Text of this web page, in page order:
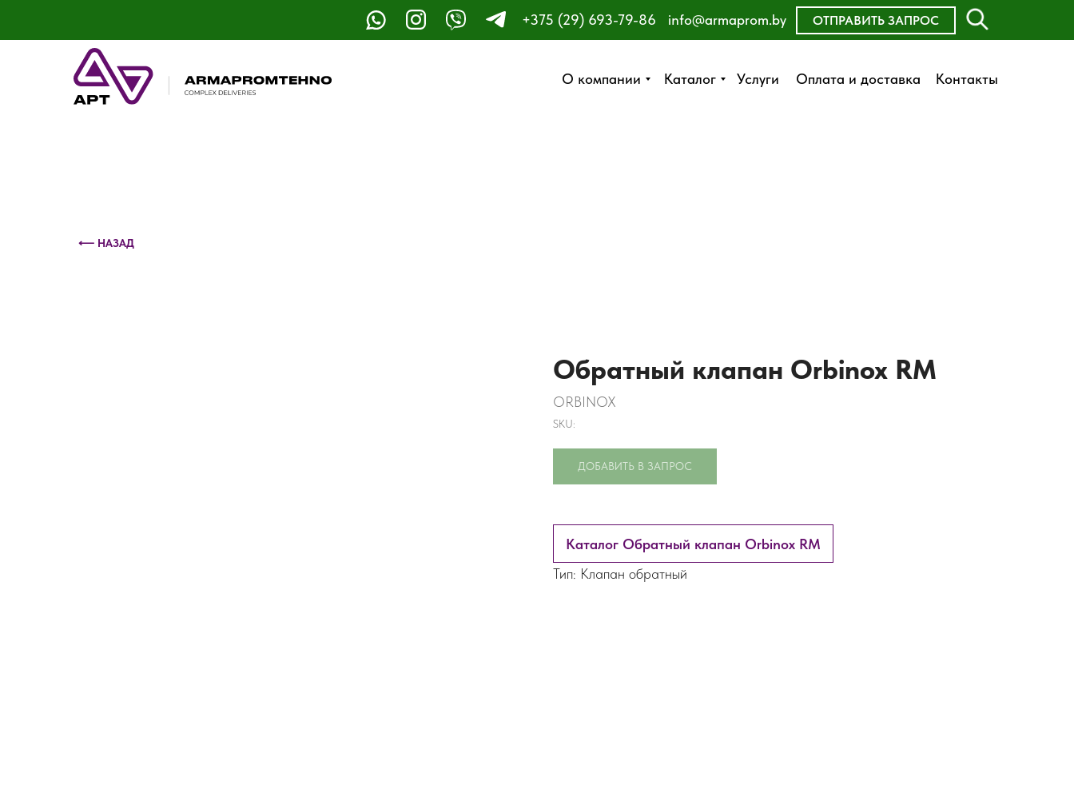
О компании Каталог Услуги Оплата и доставка Контакты
+375 (29) 693-79-86 ОТПРАВИТЬ ЗАПРОС
info@armaprom.by
О компании Каталог Услуги Оплата и доставка Контакты
ОСТАВИТЬ ЗАЯВКУ
ЗАКАЗАТЬ ЗВОНОК
⟵ НАЗАД
Обратный клапан Orbinox RM
ORBINOX
SKU:
ДОБАВИТЬ В ЗАПРОС
Каталог Обратный клапан Orbinox RM
Тип: Клапан обратный